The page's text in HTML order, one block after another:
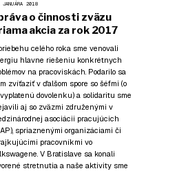
2018
o činnosti zväzu
akcia za rok 2017
celého roka sme venovali
hlavne riešeniu konkrétnych
na pracoviskách. Podarilo sa
zvíťaziť v ďalšom spore so šéfmi (o
dovolenku) a solidaritu sme
aj so zväzmi združenými v
asociácii pracujúcich
spriaznenými organizáciami či
pracovníkmi vo
V Bratislave sa konali
stretnutia a naše aktivity sme